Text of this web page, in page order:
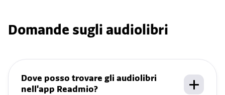
Domande sugli audiolibri
Dove posso trovare gli audiolibri
nell'app Readmio?